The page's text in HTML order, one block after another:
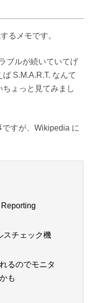
るメモです。
ブルが続いていてげ
S.M.A.R.T. なんて
ょっと見てみまし
ですが、Wikipedia に
スチェック機
るのでモニタ
も